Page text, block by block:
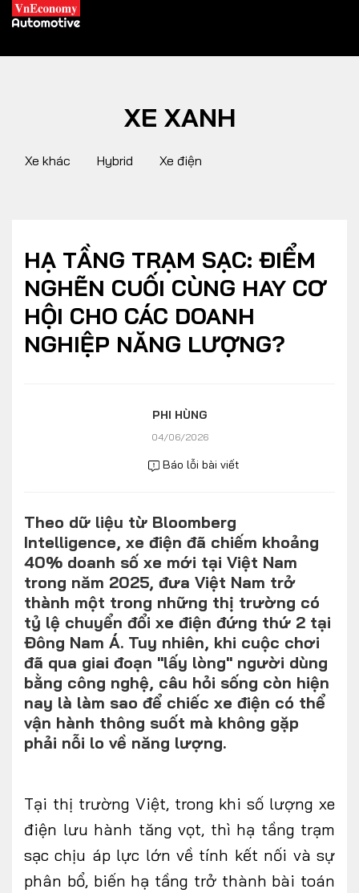
XE XANH
THỊ TRƯỜNG XE
Chính sách
DOANH NGHIỆP
Thương hiệu
Album ảnh
Video
TRA CỨU XE
HÃNG XE MODEL
DÒNG XE
FOLLOW US
Facebook Youtube
XE XANH
Xe khác Hybrid Xe điện
HẠ TẦNG TRẠM SẠC: ĐIỂM
NGHẼN CUỐI CÙNG HAY CƠ
HỘI CHO CÁC DOANH
NGHIỆP NĂNG LƯỢNG?
PHI HÙNG
04/06/2026
Báo lỗi bài viết
Theo dữ liệu từ Bloomberg
Intelligence, xe điện đã chiếm khoảng
40% doanh số xe mới tại Việt Nam
trong năm 2025, đưa Việt Nam trở
thành một trong những thị trường có
tỷ lệ chuyển đổi xe điện đứng thứ 2 tại
Đông Nam Á. Tuy nhiên, khi cuộc chơi
đã qua giai đoạn "lấy lòng" người dùng
bằng công nghệ, câu hỏi sống còn hiện
nay là làm sao để chiếc xe điện có thể
vận hành thông suốt mà không gặp
phải nỗi lo về năng lượng.
Tại thị trường Việt, trong khi số lượng xe
điện lưu hành tăng vọt, thì hạ tầng trạm
sạc chịu áp lực lớn về tính kết nối và sự
phân bổ, biến hạ tầng trở thành bài toán